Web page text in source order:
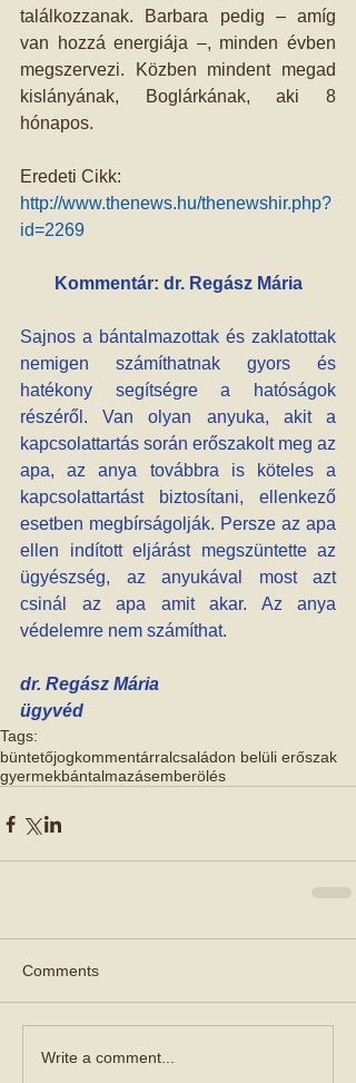
találkozzanak. Barbara pedig – amíg
van hozzá energiája –, minden évben
megszervezi. Közben mindent megad
kislányának, Boglárkának, aki 8
hónapos.
Eredeti Cikk:
http://www.thenews.hu/thenewshir.php?
id=2269
Kommentár: dr. Regász Mária
Sajnos a bántalmazottak és zaklatottak
nemigen számíthatnak gyors és
hatékony segítségre a hatóságok
részéről. Van olyan anyuka, akit a
kapcsolattartás során erőszakolt meg az
apa, az anya továbbra is köteles a
kapcsolattartást biztosítani, ellenkező
esetben megbírságolják. Persze az apa
ellen indított eljárást megszüntette az
ügyészség, az anyukával most azt
csinál az apa amit akar. Az anya
védelemre nem számíthat.
dr. Regász Mária
ügyvéd
Tags:
büntetőjogkommentárralcsaládon belüli erőszak
gyermekbántalmazásemberölés
Comments
Write a comment...